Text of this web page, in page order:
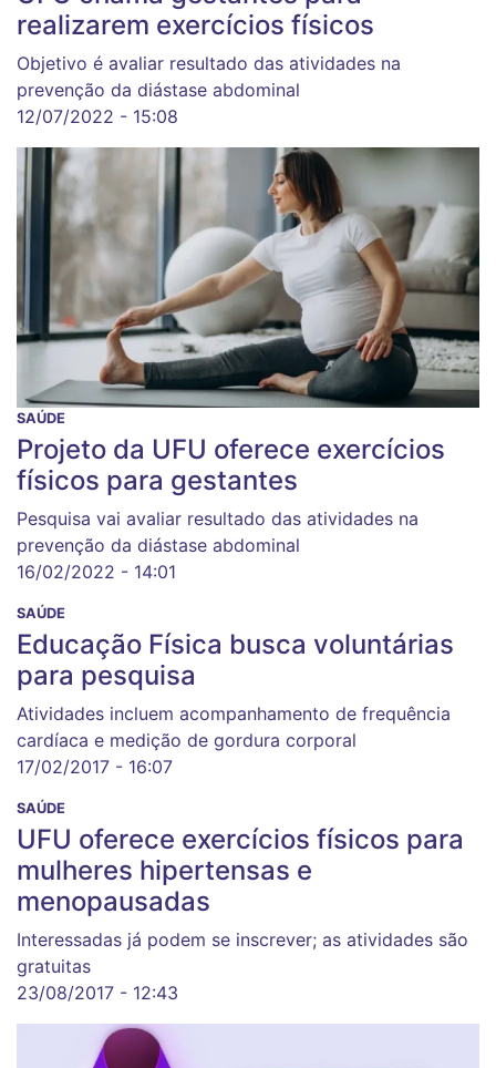
realizarem exercícios físicos
Objetivo é avaliar resultado das atividades na
prevenção da diástase abdominal
12/07/2022 - 15:08
SAÚDE
Projeto da UFU oferece exercícios
físicos para gestantes
Pesquisa vai avaliar resultado das atividades na
prevenção da diástase abdominal
16/02/2022 - 14:01
SAÚDE
Educação Física busca voluntárias
para pesquisa
Atividades incluem acompanhamento de frequência
cardíaca e medição de gordura corporal
17/02/2017 - 16:07
SAÚDE
UFU oferece exercícios físicos para
mulheres hipertensas e
menopausadas
Interessadas já podem se inscrever; as atividades são
gratuitas
23/08/2017 - 12:43